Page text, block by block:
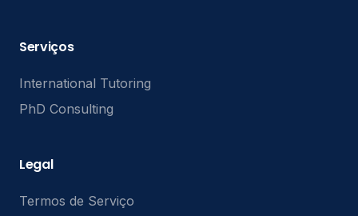
Serviços
International Tutoring
PhD Consulting
Legal
Termos de Serviço